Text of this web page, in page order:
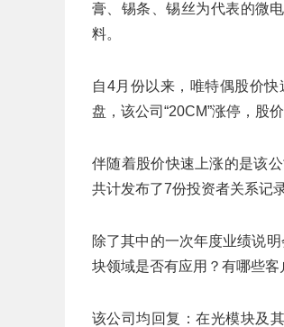
膏、锡条、锡丝为代表的微
料。
自4月份以来，唯特偶股价
盘，该公司“20CM”涨停，股
伴随着股价快速上涨的是该
共计发布了7份投资者关系记
除了其中的一次年度业绩说
块领域是否有应用？有哪些客
该公司均回复：在光模块及